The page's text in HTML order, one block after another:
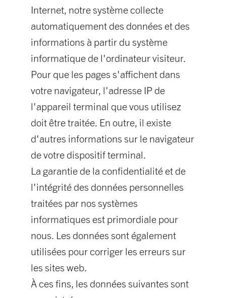
Internet, notre système collecte
automatiquement des données et des
informations à partir du système
informatique de l'ordinateur visiteur.
Pour que les pages s'affichent dans
votre navigateur, l'adresse IP de
l'appareil terminal que vous utilisez
doit être traitée. En outre, il existe
d'autres informations sur le navigateur
de votre dispositif terminal.
La garantie de la confidentialité et de
l'intégrité des données personnelles
traitées par nos systèmes
informatiques est primordiale pour
nous. Les données sont également
utilisées pour corriger les erreurs sur
les sites web.
À ces fins, les données suivantes sont